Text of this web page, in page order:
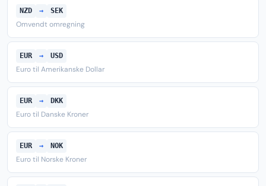
NZD → SEK
Omvendt omregning
EUR → USD
Euro til Amerikanske Dollar
EUR → DKK
Euro til Danske Kroner
EUR → NOK
Euro til Norske Kroner